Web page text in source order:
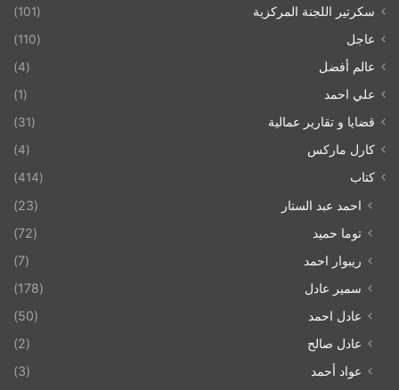
سكرتير اللجنة المركزية
(101)
عاجل
(110)
عالم أفضل
(4)
علي احمد
(1)
قضايا و تقارير عمالية
(31)
كارل ماركس
(4)
كتاب
(414)
احمد عبد الستار
(23)
توما حميد
(72)
ريبوار احمد
(7)
سمير عادل
(178)
عادل احمد
(50)
عادل صالح
(2)
عواد أحمد
(3)